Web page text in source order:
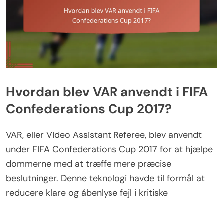
Hvordan blev VAR anvendt i FIFA
Confederations Cup 2017?
VAR, eller Video Assistant Referee, blev anvendt
under FIFA Confederations Cup 2017 for at hjælpe
dommerne med at træffe mere præcise
beslutninger. Denne teknologi havde til formål at
reducere klare og åbenlyse fejl i kritiske